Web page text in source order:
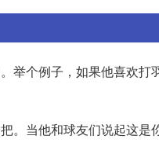
举个例子，如果他喜欢
。当他和球友们说起这是